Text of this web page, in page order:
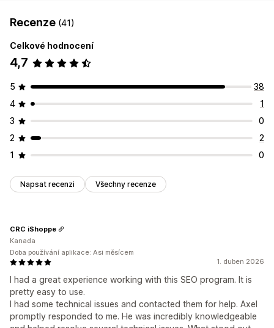
Recenze (41)
Celkové hodnocení
4,7
5
38
4
1
3
0
2
2
1
0
Napsat recenzi Všechny recenze
1. duben 2026
I had a great experience working with this SEO program. It is
pretty easy to use.
I had some technical issues and contacted them for help. Axel
promptly responded to me. He was incredibly knowledgeable
CRC iShoppe
Kanada
Doba používání aplikace: Asi měsícem